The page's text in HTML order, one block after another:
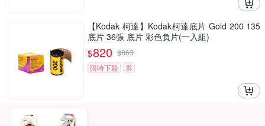
【Kodak 柯達】Kodak柯達底片 Gold 200 135
底片 36張 底片 彩色負片(一入組)
$820 $863
限時下殺
券